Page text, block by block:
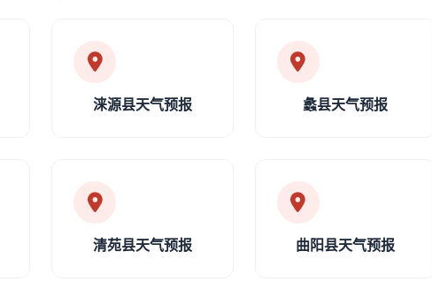
涞源县天气预报 蠡县天气预报
清苑县天气预报 曲阳县天气预报